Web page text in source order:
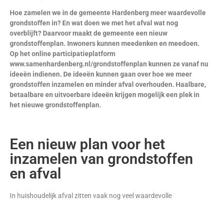
Hoe zamelen we in de gemeente Hardenberg meer waardevolle
grondstoffen in? En wat doen we met het afval wat nog
overblijft? Daarvoor maakt de gemeente een nieuw
grondstoffenplan. Inwoners kunnen meedenken en meedoen.
Op het online participatieplatform
www.samenhardenberg.nl/grondstoffenplan kunnen ze vanaf nu
ideeën indienen. De ideeën kunnen gaan over hoe we meer
grondstoffen inzamelen en minder afval overhouden. Haalbare,
betaalbare en uitvoerbare ideeën krijgen mogelijk een plek in
het nieuwe grondstoffenplan.
Een nieuw plan voor het
inzamelen van grondstoffen
en afval
In huishoudelijk afval zitten vaak nog veel waardevolle